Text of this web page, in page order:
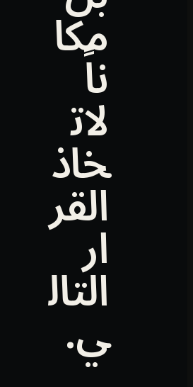
مكا
ناً
لات
خاذ
القر
ار
التال
ي.